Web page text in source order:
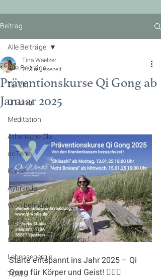
Beitrag
Alle Beiträge
Tai Chi
Qi Gong
Meditation
Ätherische Öle
doTerra
Kurse
Ayurveda
Wohlbefinden
MBSR
Gesundheit und Wellness
Lebensenergie
TCM
Alle Beiträge
Präventionskurse Qi Gong ab
Januar 2025
Tina Waelzer
2 Min. Lesezeit
Starte entspannt ins Jahr 2025 – Qi
Gong für Körper und Geist! 🧘‍♀️✨